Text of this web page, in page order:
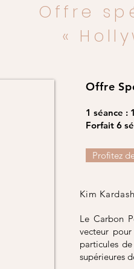
Offre
«
Offre
1 séance :
Forfait 6
Profitez
Kim
Le Carbon
vecteur
particules
supérieures